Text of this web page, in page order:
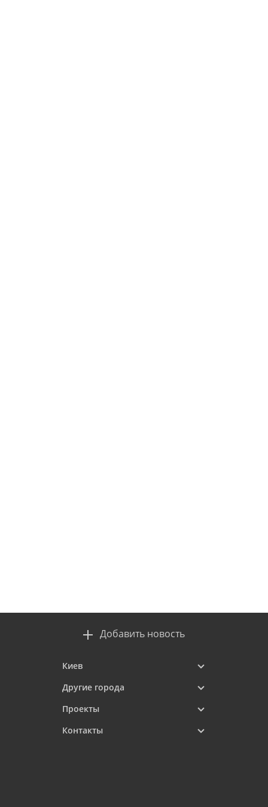
Добавить новость
Киев
Другие города
Проекты
Контакты